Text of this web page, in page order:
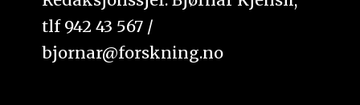
tlf 942 43 567 /
bjornar@forskning.no